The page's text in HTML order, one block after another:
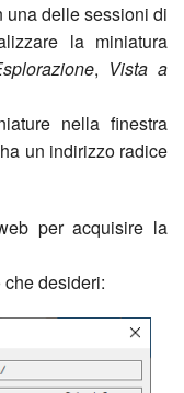
una delle sessioni di
la miniatura
, Vista a
nella finestra
un indirizzo radice
per acquisire la
desideri: